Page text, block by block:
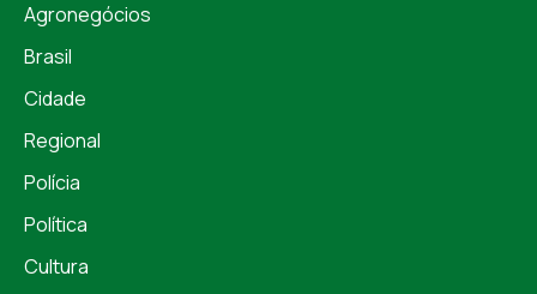
Agronegócios
Brasil
Cidade
Regional
Polícia
Política
Cultura